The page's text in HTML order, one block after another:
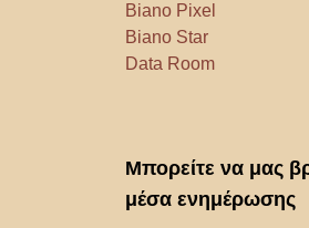
Biano Pixel
Biano Star
Data Room
Μπορείτε να μας
μέσα ενημέρωσης